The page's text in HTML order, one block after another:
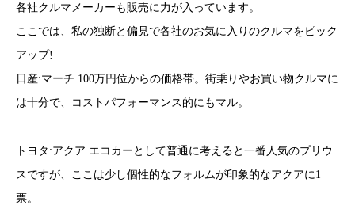
各社クルマメーカーも販売に力が入っています。
ここでは、私の独断と偏見で各社のお気に入りのクルマをピック
アップ!
日産:マーチ 100万円位からの価格帯。街乗りやお買い物クルマに
は十分で、コストパフォーマンス的にもマル。
トヨタ:アクア エコカーとして普通に考えると一番人気のプリウ
スですが、ここは少し個性的なフォルムが印象的なアクアに1
票。